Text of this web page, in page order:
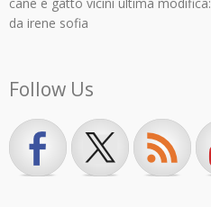
cane e gatto vicini ultima modifica:
da irene sofia
Follow Us